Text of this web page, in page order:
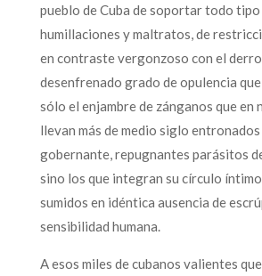
pueblo de Cuba de soportar todo tipo
humillaciones y maltratos, de
en contraste vergonzoso con el
desenfrenado grado de opulencia
sólo el enjambre de zánganos que en
llevan más de medio siglo entronados
gobernante, repugnantes parásitos
sino los que integran su círculo
sumidos en idéntica ausencia de
sensibilidad humana.
A esos miles de cubanos valientes